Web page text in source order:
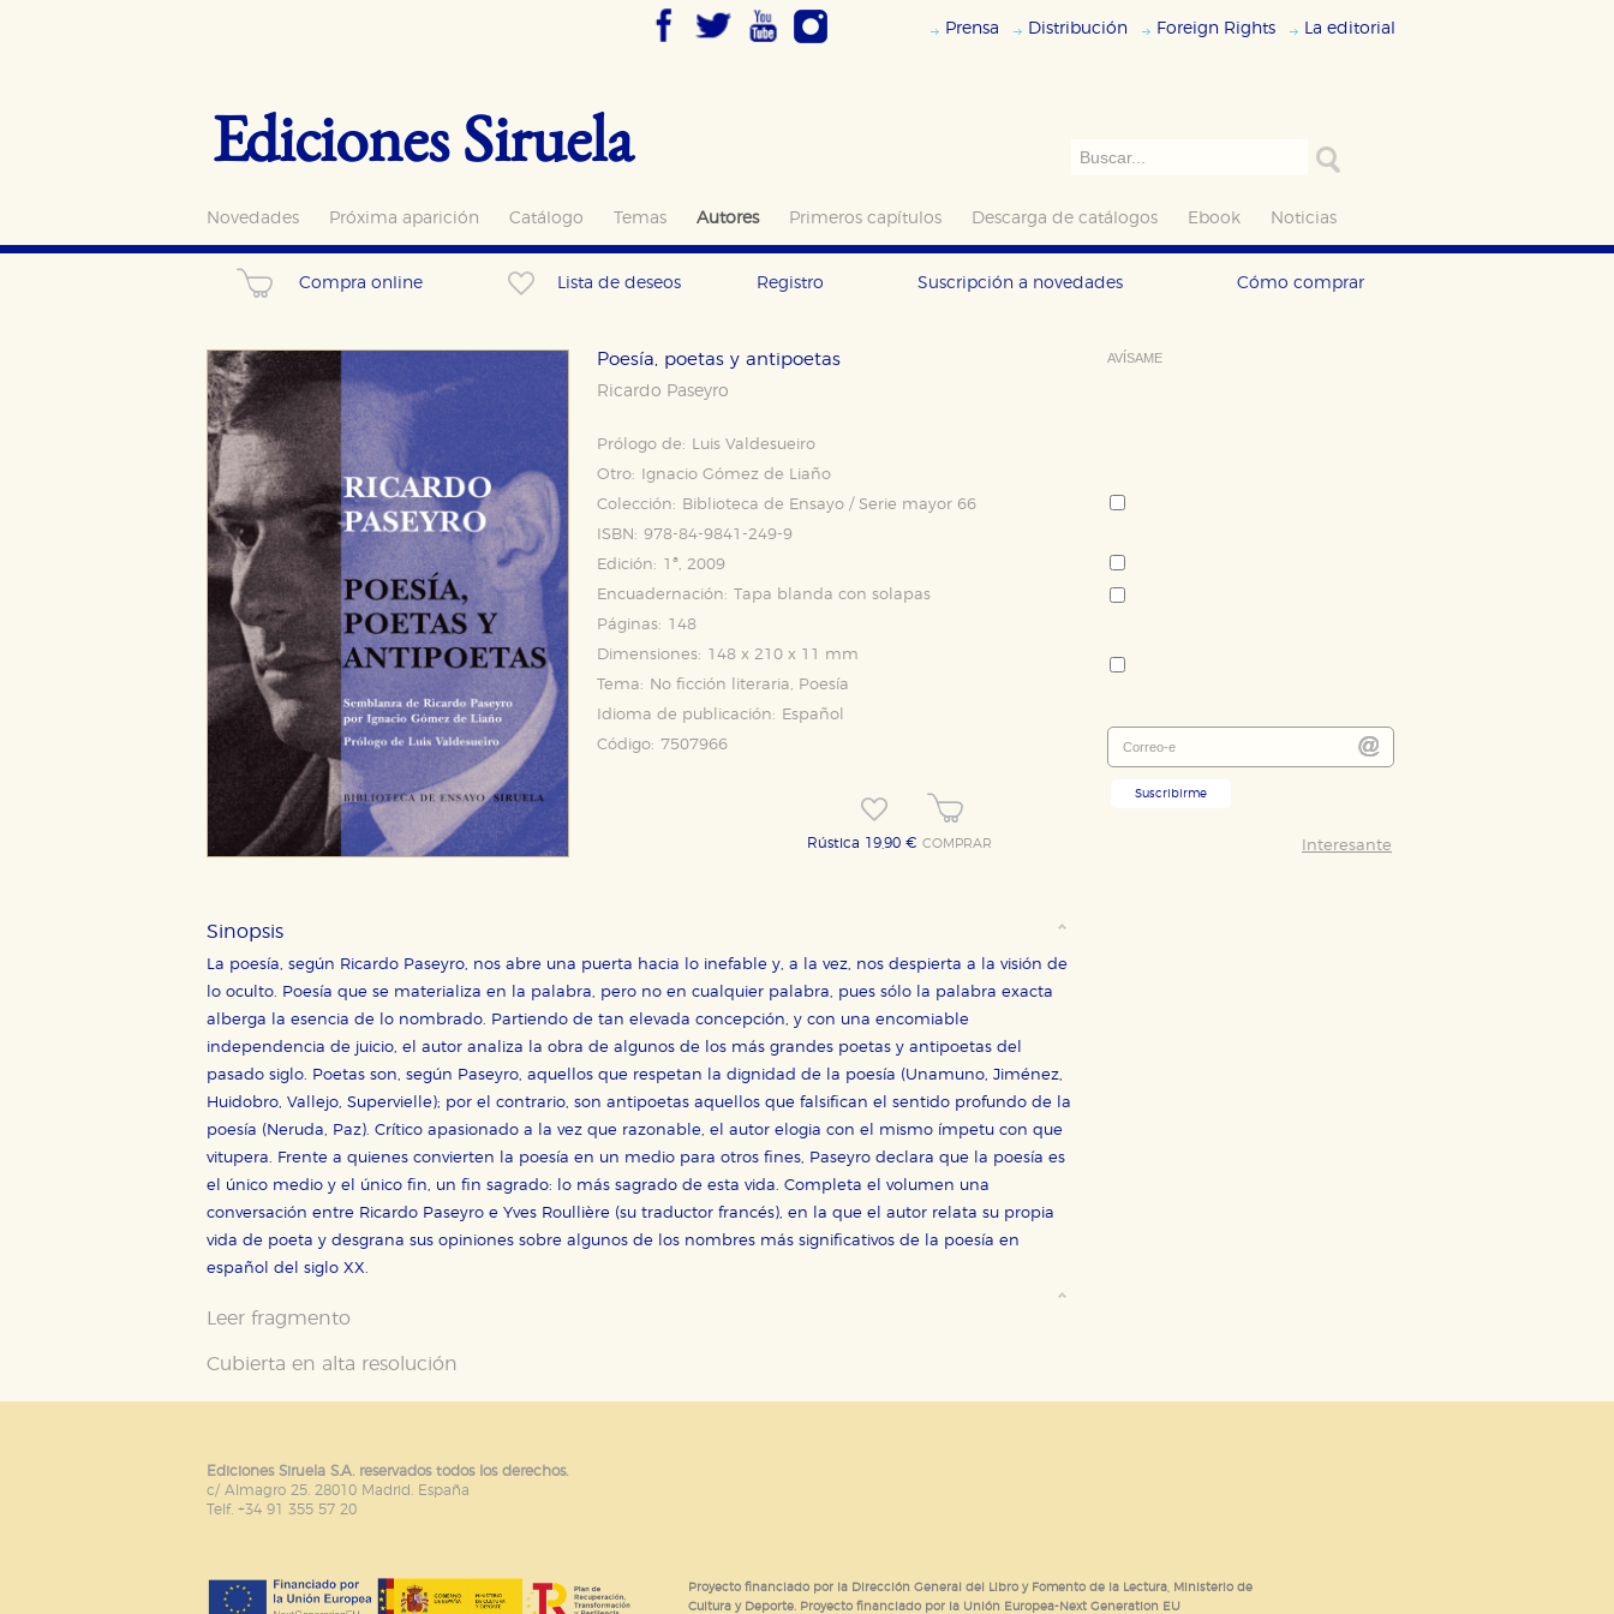
Prensa Distribución Foreign Rights La editorial
Ediciones Siruela
Novedades Próxima aparición Catálogo Temas Autores Primeros capítulos Descarga de catálogos Ebook Noticias
Compra online Lista de deseos Registro Suscripción a novedades Cómo comprar
Poesía, poetas y antipoetas
Ricardo Paseyro
Prólogo de:
Luis Valdesueiro
Otro:
Ignacio Gómez de Liaño
Colección:
Biblioteca de Ensayo / Serie mayor 66
ISBN: 978-84-9841-249-9
Edición: 1ª, 2009
Encuadernación: Tapa blanda con solapas
Páginas: 148
Dimensiones: 148 x 210 x 11 mm
Tema:
No ficción literaria, Poesía
Idioma de publicación:
Español
Código: 7507966
Rústica 19,90 €COMPRAR
Sinopsis
La poesía, según Ricardo Paseyro, nos abre una puerta hacia lo inefable y, a la vez, nos despierta a la visión de
lo oculto. Poesía que se materializa en la palabra, pero no en cualquier palabra, pues sólo la palabra exacta
alberga la esencia de lo nombrado. Partiendo de tan elevada concepción, y con una encomiable
independencia de juicio, el autor analiza la obra de algunos de los más grandes poetas y antipoetas del
pasado siglo. Poetas son, según Paseyro, aquellos que respetan la dignidad de la poesía (Unamuno, Jiménez,
Huidobro, Vallejo, Supervielle); por el contrario, son antipoetas aquellos que falsifican el sentido profundo de la
poesía (Neruda, Paz). Crítico apasionado a la vez que razonable, el autor elogia con el mismo ímpetu con que
vitupera. Frente a quienes convierten la poesía en un medio para otros fines, Paseyro declara que la poesía es
el único medio y el único fin, un fin sagrado: lo más sagrado de esta vida. Completa el volumen una
conversación entre Ricardo Paseyro e Yves Roullière (su traductor francés), en la que el autor relata su propia
vida de poeta y desgrana sus opiniones sobre algunos de los nombres más significativos de la poesía en
español del siglo XX.
Leer fragmento
Cubierta en alta resolución
AVÍSAME
Suscribirme
Interesante
Ediciones Siruela S.A. reservados todos los derechos.
c/ Almagro 25. 28010 Madrid. España
Telf. +34 91 355 57 20
Proyecto financiado por la Dirección General del Libro y Fomento de la Lectura, Ministerio de
Cultura y Deporte. Proyecto financiado por la Unión Europea-Next Generation EU
CONFIGURACIÓN DE COOKIES RECHAZAR TODO
Cookies necesarias
Estas cookies se utilizan para mejorar su experiencia de navegación y optimizar el funcionamiento de nuestro sitio web. Almacenan
configuraciones de servicios para que no tenga que reconfigurarlos cada vez que nos visita. La información es agregada y, por lo
tanto, es anónima.
Cookies de publicidad y redes sociales
Estas cookies son gestionadas por nuestros socios publicitarios y se utilizan para mostrar publicidad relevante para sus intereses en
otros sitios. No almacenan directamente información personal sino que se basan en la identificación única de su navegador y
dispositivo de internet.
GUARDAR CONFIGURACIÓN